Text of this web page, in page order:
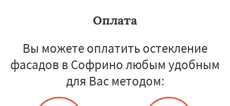
Оплата
Вы можете оплатить остекление
фасадов в Софрино любым удобным
для Вас методом: